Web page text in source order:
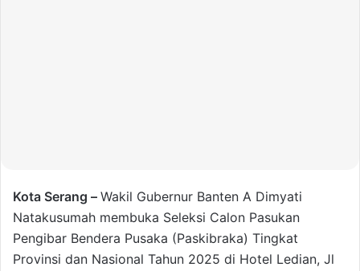
Kota Serang – Wakil Gubernur Banten A Dimyati
Natakusumah membuka Seleksi Calon Pasukan
Pengibar Bendera Pusaka (Paskibraka) Tingkat
Provinsi dan Nasional Tahun 2025 di Hotel Ledian, Jl